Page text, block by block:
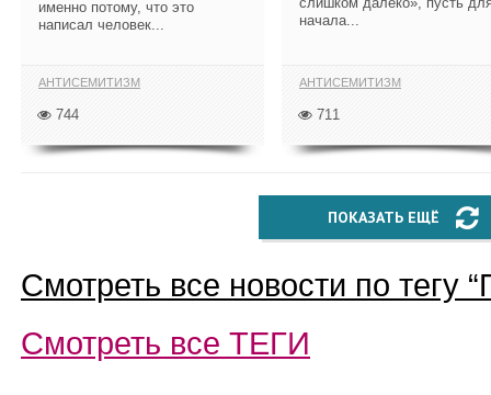
именно потому, что это
написал человек...
АНТИСЕМИТИЗМ
744
начала...
АНТИСЕМИТИЗМ
711
ПОКАЗАТЬ ЕЩЁ
Смотреть все новости по тегу “
Смотреть все ТЕГИ